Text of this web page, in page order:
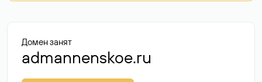
Домен занят
admannenskoe.ru